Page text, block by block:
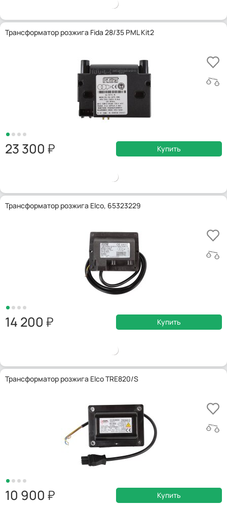
Трансформатор розжига Fida 28/35 PML Kit2
23 300 Купить
Трансформатор розжига Elco, 65323229
14 200 Купить
Трансформатор розжига Elco TRE820/S
10 900 Купить